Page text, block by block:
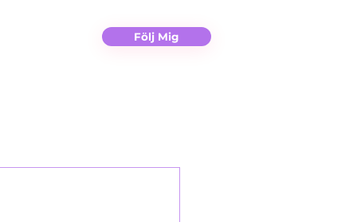
Kontakt Följ Mig